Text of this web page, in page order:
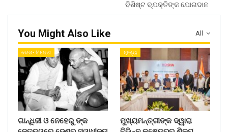
ବିଶିଷ୍ଟ ବ୍ଯକ୍ତିଙ୍କ ଯୋଗଦାନ
All
You Might Also Like
ଦେଶ- ବିଦେଶ
ଗାନ୍ଧିଜୀ ଓ ନେହେରୁ ଙ୍କ
ରାଜ୍ୟ
ମୁଖ୍ୟମନ୍ତ୍ରୀଙ୍କ ଦ୍ୱାରା